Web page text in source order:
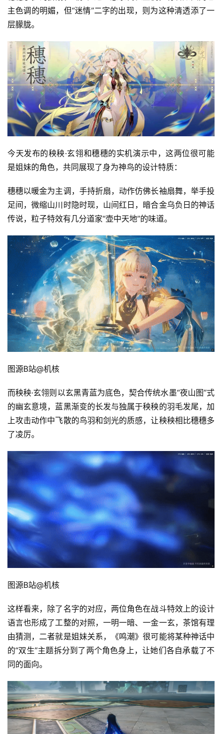
首
页
游
原
创
游
戏
业
界
手
游
戏
单
机
戏
休
闲
主色调的明媚，但“迷情”二字的出现，则为这种清透添了一
层朦胧。
今天发布的秧秧·玄翎和穗穗的实机演示中，这两位很可能
是姐妹的角色，共同展现了身为神鸟的设计特质：
穗穗以暖金为主调，手持折扇，动作仿佛长袖扇舞，举手投
足间，微缩山川时隐时现，山间红日，暗合金乌负日的神话
传说，粒子特效有几分道家“壶中天地”的味道。
图源B站@机核
而秧秧·玄翎则以玄黑青蓝为底色，契合传统水墨“夜山图”式
的幽玄意境，蓝黑渐变的长发与独属于秧秧的羽毛发尾，加
上攻击动作中飞散的鸟羽和剑光的质感，让秧秧相比穗穗多
了凌厉。
图源B站@机核
这样看来，除了名字的对应，两位角色在战斗特效上的设计
语言也形成了工整的对照，一明一暗、一金一玄，茶馆有理
由猜测，二者就是姐妹关系，《鸣潮》很可能将某种神话中
的“双生”主题拆分到了两个角色身上，让她们各自承载了不
同的面向。